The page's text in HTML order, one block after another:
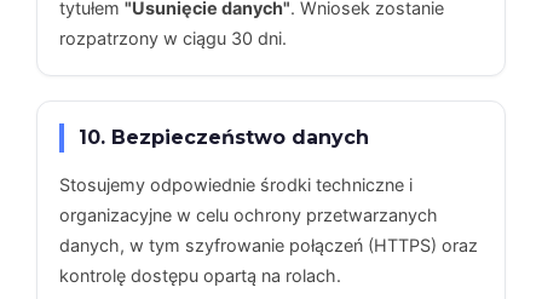
tytułem "Usunięcie danych". Wniosek zostanie
rozpatrzony w ciągu 30 dni.
10. Bezpieczeństwo danych
Stosujemy odpowiednie środki techniczne i
organizacyjne w celu ochrony przetwarzanych
danych, w tym szyfrowanie połączeń (HTTPS) oraz
kontrolę dostępu opartą na rolach.